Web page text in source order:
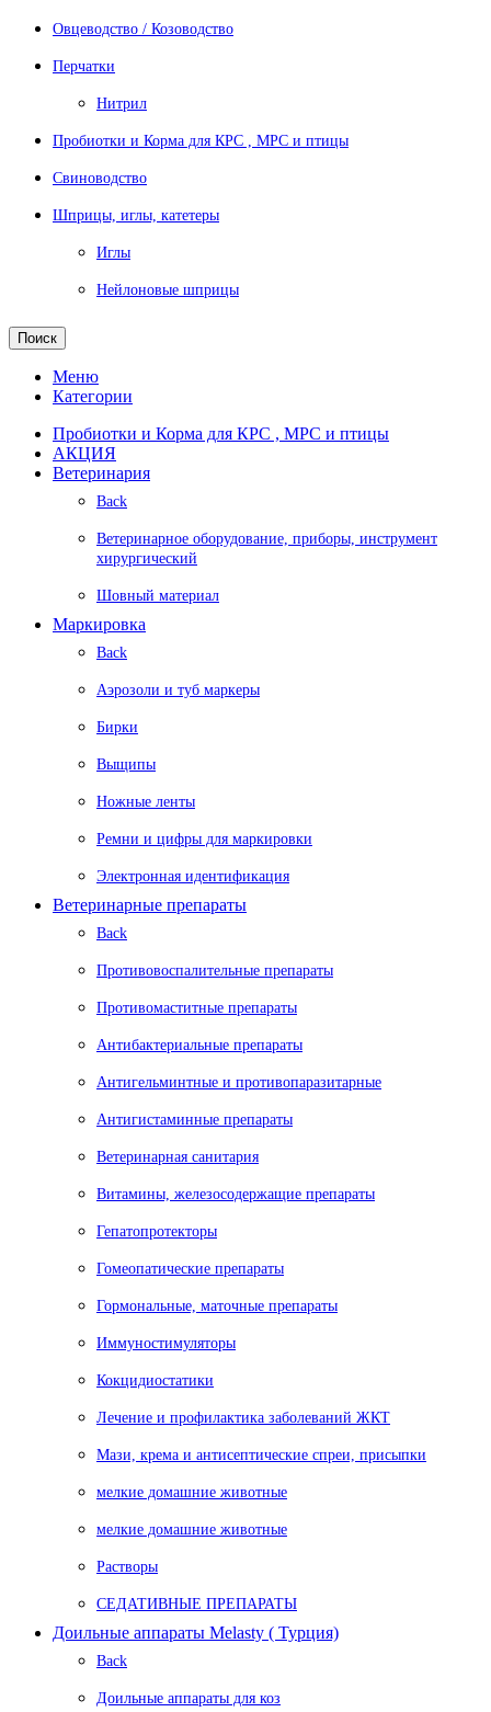
Овцеводство / Козоводство
Перчатки
Нитрил
Пробиотки и Корма для КРС , МРС и птицы
Свиноводство
Шприцы, иглы, катетеры
Иглы
Нейлоновые шприцы
Поиск
Меню
Категории
Пробиотки и Корма для КРС , МРС и птицы
АКЦИЯ
Ветеринария
Back
Ветеринарное оборудование, приборы, инструмент
хирургический
Шовный материал
Маркировка
Back
Аэрозоли и туб маркеры
Бирки
Выщипы
Ножные ленты
Ремни и цифры для маркировки
Электронная идентификация
Ветеринарные препараты
Back
Противовоспалительные препараты
Противомаститные препараты
Антибактериальные препараты
Антигельминтные и противопаразитарные
Антигистаминные препараты
Ветеринарная санитария
Витамины, железосодержащие препараты
Гепатопротекторы
Гомеопатические препараты
Гормональные, маточные препараты
Иммуностимуляторы
Кокцидиостатики
Лечение и профилактика заболеваний ЖКТ
Мази, крема и антисептические спреи, присыпки
мелкие домашние животные
мелкие домашние животные
Растворы
СЕДАТИВНЫЕ ПРЕПАРАТЫ
Доильные аппараты Melasty ( Турция)
Back
Доильные аппараты для коз